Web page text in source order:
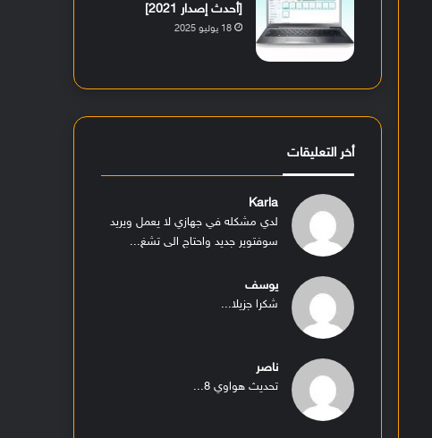
[أحدث إصدار 2021]
18 يوليو 2025
أخر التعليقات
Karla
لدي مشكله في جهازي لا يعمل ويريد
سوفتوير جديد واحتاج الى تشغ...
يوسف
شكرا جزيلا...
ناصر
تحديث هواوي 8...